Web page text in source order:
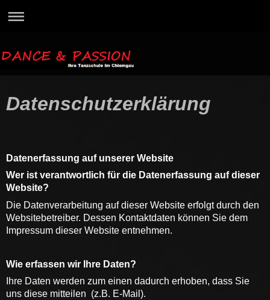
Datenschutzerklärung
Datenerfassung auf unserer Website
Wer ist verantwortlich für die Datenerfassung auf dieser
Website?
Die Datenverarbeitung auf dieser Website erfolgt durch den
Websitebetreiber. Dessen Kontaktdaten können Sie dem
Impressum dieser Website entnehmen.
Wie erfassen wir Ihre Daten?
Ihre Daten werden zum einen dadurch erhoben, dass Sie
uns diese mitteilen (z.B. E-Mail).